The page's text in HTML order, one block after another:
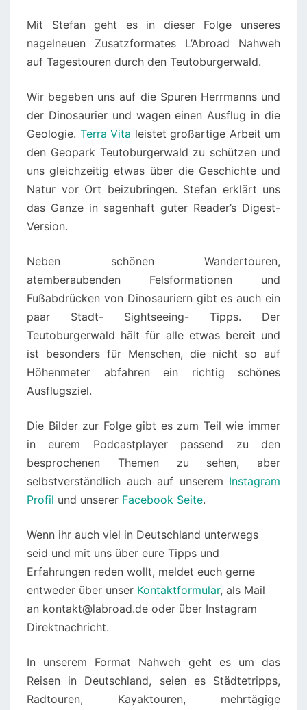
Mit Stefan geht es in dieser Folge unseres
nagelneuen Zusatzformates L’Abroad Nahweh
auf Tagestouren durch den Teutoburgerwald.
Wir begeben uns auf die Spuren Herrmanns und
der Dinosaurier und wagen einen Ausflug in die
Geologie. Terra Vita leistet großartige Arbeit um
den Geopark Teutoburgerwald zu schützen und
uns gleichzeitig etwas über die Geschichte und
Natur vor Ort beizubringen. Stefan erklärt uns
das Ganze in sagenhaft guter Reader’s Digest-
Version.
Neben schönen Wandertouren,
atemberaubenden Felsformationen und
Fußabdrücken von Dinosauriern gibt es auch ein
paar Stadt- Sightseeing- Tipps. Der
Teutoburgerwald hält für alle etwas bereit und
ist besonders für Menschen, die nicht so auf
Höhenmeter abfahren ein richtig schönes
Ausflugsziel.
Die Bilder zur Folge gibt es zum Teil wie immer
in eurem Podcastplayer passend zu den
besprochenen Themen zu sehen, aber
selbstverständlich auch auf unserem Instagram
Profil und unserer Facebook Seite.
Wenn ihr auch viel in Deutschland unterwegs
seid und mit uns über eure Tipps und
Erfahrungen reden wollt, meldet euch gerne
entweder über unser Kontaktformular, als Mail
an kontakt@labroad.de oder über Instagram
Direktnachricht.
In unserem Format Nahweh geht es um das
Reisen in Deutschland, seien es Städtetripps,
Radtouren, Kayaktouren, mehrtägige